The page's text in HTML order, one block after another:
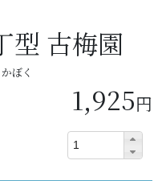
型 古梅園
ぼく
1,925円